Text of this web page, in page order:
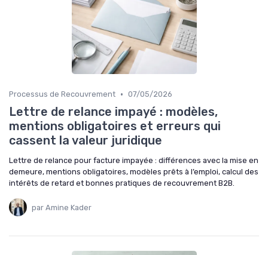
Processus de Recouvrement • 07/05/2026
Lettre de relance impayé : modèles,
mentions obligatoires et erreurs qui
cassent la valeur juridique
Lettre de relance pour facture impayée : différences avec la mise en
demeure, mentions obligatoires, modèles prêts à l’emploi, calcul des
intérêts de retard et bonnes pratiques de recouvrement B2B.
par Amine Kader